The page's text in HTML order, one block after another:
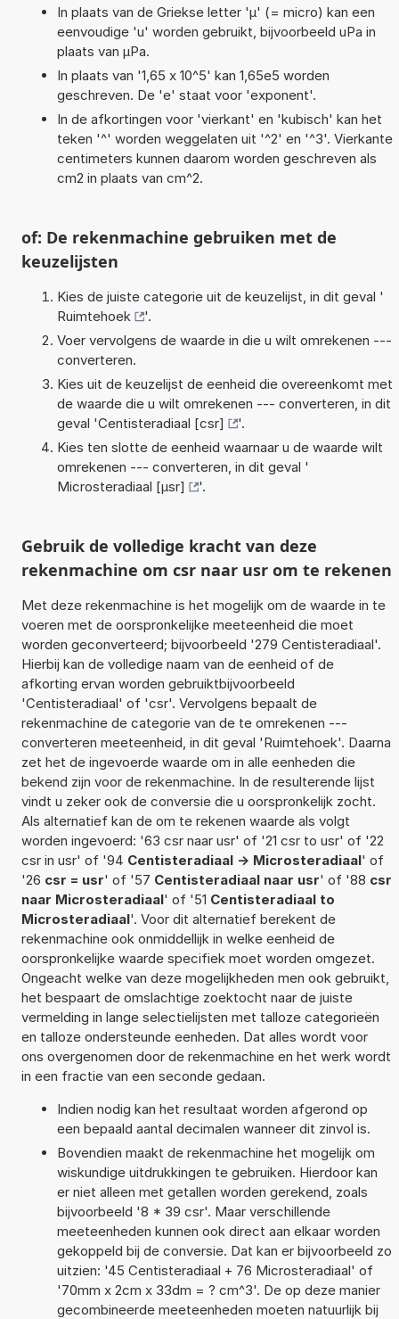
In plaats van de Griekse letter 'µ' (= micro) kan een
eenvoudige 'u' worden gebruikt, bijvoorbeeld uPa in
plaats van µPa.
In plaats van '1,65 x 10^5' kan 1,65e5 worden
geschreven. De 'e' staat voor 'exponent'.
In de afkortingen voor 'vierkant' en 'kubisch' kan het
teken '^' worden weggelaten uit '^2' en '^3'. Vierkante
centimeters kunnen daarom worden geschreven als
cm2 in plaats van cm^2.
of: De rekenmachine gebruiken met de
keuzelijsten
Kies de juiste categorie uit de keuzelijst, in dit geval '
Ruimtehoek
'.
Voer vervolgens de waarde in die u wilt omrekenen ---
converteren.
Kies uit de keuzelijst de eenheid die overeenkomt met
de waarde die u wilt omrekenen --- converteren, in dit
geval 'Centisteradiaal [csr]
'.
Kies ten slotte de eenheid waarnaar u de waarde wilt
omrekenen --- converteren, in dit geval '
Microsteradiaal [µsr]
'.
Gebruik de volledige kracht van deze
rekenmachine om csr naar usr om te rekenen
Met deze rekenmachine is het mogelijk om de waarde in te
voeren met de oorspronkelijke meeteenheid die moet
worden geconverteerd; bijvoorbeeld '279 Centisteradiaal'.
Hierbij kan de volledige naam van de eenheid of de
afkorting ervan worden gebruiktbijvoorbeeld
'Centisteradiaal' of 'csr'. Vervolgens bepaalt de
rekenmachine de categorie van de te omrekenen ---
converteren meeteenheid, in dit geval 'Ruimtehoek'. Daarna
zet het de ingevoerde waarde om in alle eenheden die
bekend zijn voor de rekenmachine. In de resulterende lijst
vindt u zeker ook de conversie die u oorspronkelijk zocht.
Als alternatief kan de om te rekenen waarde als volgt
worden ingevoerd: '63 csr naar usr' of '21 csr to usr' of '22
csr in usr' of '94 Centisteradiaal -> Microsteradiaal' of
'26 csr = usr' of '57 Centisteradiaal naar usr' of '88 csr
naar Microsteradiaal' of '51 Centisteradiaal to
Microsteradiaal'. Voor dit alternatief berekent de
rekenmachine ook onmiddellijk in welke eenheid de
oorspronkelijke waarde specifiek moet worden omgezet.
Ongeacht welke van deze mogelijkheden men ook gebruikt,
het bespaart de omslachtige zoektocht naar de juiste
vermelding in lange selectielijsten met talloze categorieën
en talloze ondersteunde eenheden. Dat alles wordt voor
ons overgenomen door de rekenmachine en het werk wordt
in een fractie van een seconde gedaan.
Indien nodig kan het resultaat worden afgerond op
een bepaald aantal decimalen wanneer dit zinvol is.
Bovendien maakt de rekenmachine het mogelijk om
wiskundige uitdrukkingen te gebruiken. Hierdoor kan
er niet alleen met getallen worden gerekend, zoals
bijvoorbeeld '8 * 39 csr'. Maar verschillende
meeteenheden kunnen ook direct aan elkaar worden
gekoppeld bij de conversie. Dat kan er bijvoorbeeld zo
uitzien: '45 Centisteradiaal + 76 Microsteradiaal' of
'70mm x 2cm x 33dm = ? cm^3'. De op deze manier
gecombineerde meeteenheden moeten natuurlijk bij